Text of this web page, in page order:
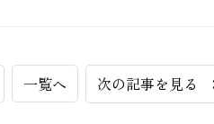
一覧へ 次の記事を見る